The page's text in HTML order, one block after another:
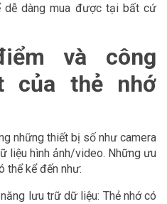
dễ dàng mua được tại bất cứ
và công
của thẻ nhớ
những thiết bị số như camera
liệu hình ảnh/video. Những ưu
thể kể đến như:
lưu trữ dữ liệu: Thẻ nhớ có